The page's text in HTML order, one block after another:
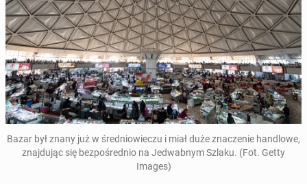
Bazar był znany już w śred­niowieczu i miał duże znacze­nie hand­lowe,
zna­j­du­jąc się bezpośred­nio na Jed­wab­nym Szlaku. (Fot. Getty
Images)